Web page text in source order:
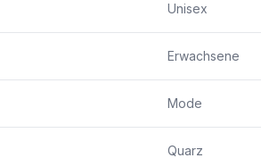
Unisex
Erwachsene
Mode
Quarz